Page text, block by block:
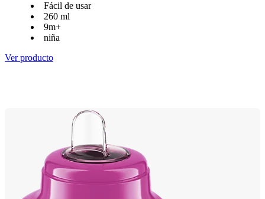
Fácil de usar
260 ml
9m+
niña
Ver producto